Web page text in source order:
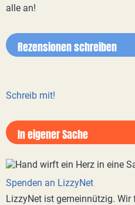
alle an!
Rezensionen schreiben
Schreib mit!
In eigener Sache
Spenden an LizzyNet
LizzyNet ist gemeinnützig. Wir